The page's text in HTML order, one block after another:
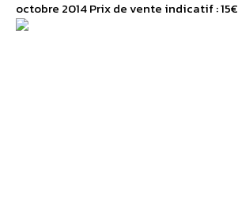
octobre 2014 Prix de vente indicatif : 15€